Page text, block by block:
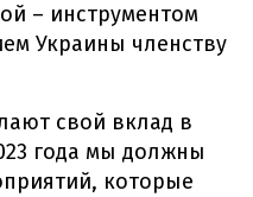
– инструментом
Украины членству
свой вклад в
года мы должны
которые